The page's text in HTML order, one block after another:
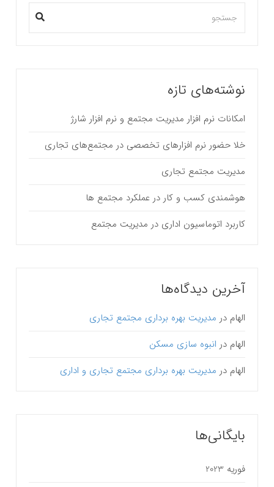
نوشته‌های تازه
امکانات نرم افزار مدیریت مجتمع و نرم افزار شارژ
خلا حضور نرم افزارهای تخصصی در مجتمع‌های تجاری
مدیریت مجتمع تجاری
هوشمندی کسب و کار در عملکرد مجتمع ها
کاربرد اتوماسیون اداری در مدیریت مجتمع
آخرین دیدگاه‌ها
الهام در مدیریت بهره برداری مجتمع تجاری
الهام در انبوه سازی مسکن
الهام در مدیریت بهره برداری مجتمع تجاری و اداری
بایگانی‌ها
فوریه 2023